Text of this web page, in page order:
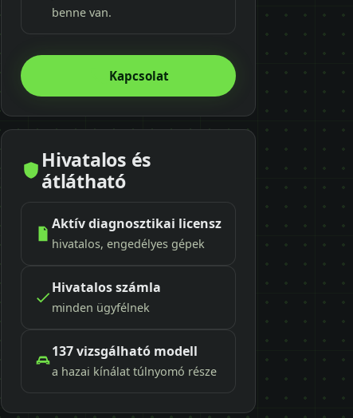
benne van.
Kapcsolat
Hivatalos és
átlátható
Aktív diagnosztikai licensz
hivatalos, engedélyes gépek
Hivatalos számla
minden ügyfélnek
137 vizsgálható modell
a hazai kínálat túlnyomó része